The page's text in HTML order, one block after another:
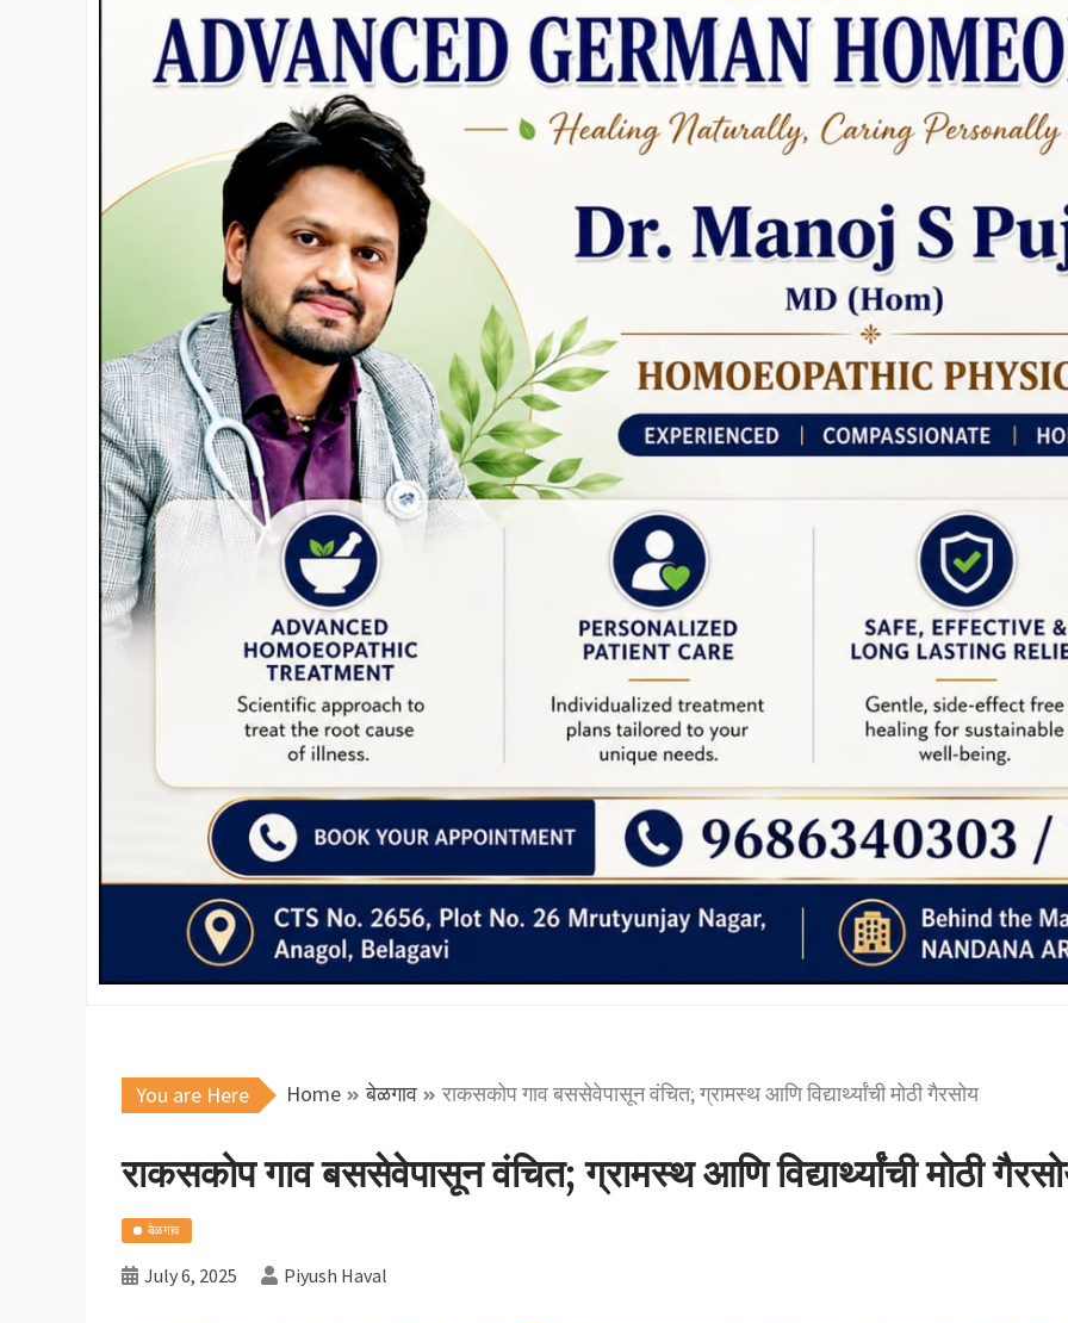
You are Here Home बेळगाव राकसकोप गाव बससेवेपासून वंचित; ग्रामस्थ आणि विद्यार्थ्यांची मोठी गैरसोय
राकसकोप गाव बससेवेपासून वंचित; ग्रामस्थ आणि विद्यार्थ्यांची मोठी
बेळगाव
July 6, 2025 Piyush Haval